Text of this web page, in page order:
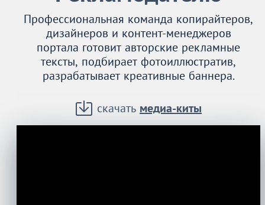
Профессиональная команда копирайтеров,
дизайнеров и контент-менеджеров
портала готовит авторские рекламные
тексты, подбирает фотоиллюстратив,
разрабатывает креативные баннера.
скачать медиа-киты